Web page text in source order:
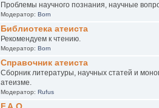
Проблемы научного познания, научные
Модератор: Born
Библиотека атеиста
Рекомендуем к чтению.
Модератор: Born
Справочник атеиста
Сборник литературы, научных статей и
атеизме.
Модератор: Rufus